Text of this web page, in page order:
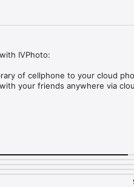
IVPhoto:
of cellphone to your cloud
your friends anywhere via